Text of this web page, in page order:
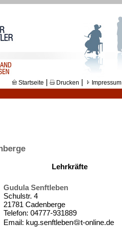
Startseite Drucken Impressum
Lehrkräfte
Gudula Senftleben
Schulstr. 4
21781 Cadenberge
Telefon: 04777-931889
Email: kug.senftleben
t-online.de